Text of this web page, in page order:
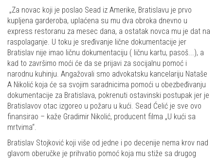
„Za novac koji je poslao Sead iz Amerike, Bratislavu je prvo
kupljena garderoba, uplaćena su mu dva obroka dnevno u
express restoranu za mesec dana, a ostatak novca mu je dat na
raspolaganje. U toku je sređivanje lične dokumentacije jer
Bratislav nije imao ličnu dokumentaciju ( ličnu kartu, pasoš...), a
kad to završimo moći će da se prijavi za socijalnu pomoć i
narodnu kuhinju. Angažovali smo advokatsku kancelariju Nataše
A Nikolić koja će sa svojim saradnicima pomoći u obezbeđivanju
dokumentacije za Bratislava, pokrenuti ostavinski postupak jer je
Bratislavov otac izgoreo u požaru u kući. Sead Ćelić je sve ovo
finansirao – kaže Gradimir Nikolić, producent filma „U kući sa
mrtvima“.
Bratislav Stojković koji više od jedne i po decenije nema krov nad
glavom oberučke je prihvatio pomoć koja mu stiže sa drugog